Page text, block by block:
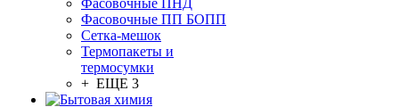
Фасовочные ПНД
Фасовочные ПП БОПП
Сетка-мешок
Термопакеты и
термосумки
+ ЕЩЕ 3